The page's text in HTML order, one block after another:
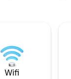
Wifi